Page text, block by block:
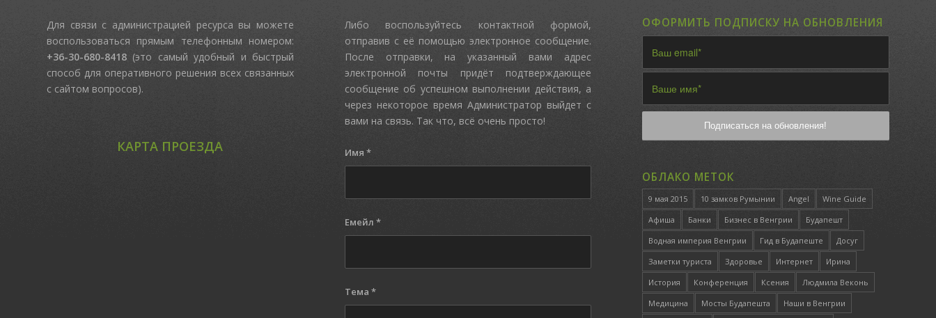
Для связи с администрацией ресурса вы можете
воспользоваться прямым телефонным номером:
+36-30-680-8418 (это самый удобный и быстрый
способ для оперативного решения всех связанных
с сайтом вопросов).
КАРТА ПРОЕЗДА
Либо воспользуйтесь контактной формой,
отправив с её помощью электронное сообщение.
После отправки, на указанный вами адрес
электронной почты придёт подтверждающее
сообщение об успешном выполнении действия, а
через некоторое время Администратор выйдет с
вами на связь. Так что, всё очень просто!
Имя *
Емейл *
Тема *
ОФОРМИТЬ ПОДПИСКУ НА ОБНОВЛЕНИЯ
ОБЛАКО МЕТОК
9 мая 2015 10 замков Румынии Angel
Wine Guide
Афиша
Банки Бизнес в Венгрии
Будапешт
Водная империя Венгрии
Гид в Будапеште
Досуг
Заметки туриста
Здоровье Интернет
Ирина
История
Конференция Ксения
Людмила Веконь
Медицина
Мосты Будапешта
Наши в Венгрии